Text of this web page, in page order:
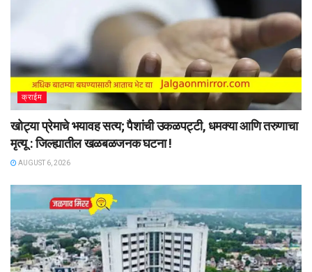
क्राईम
खोट्या प्रेमाचे भयावह सत्य; पैशांची उकळपट्टी, धमक्या आणि तरुणाचा
मृत्यू : जिल्ह्यातील खळबळजनक घटना !
AUGUST 6, 2026